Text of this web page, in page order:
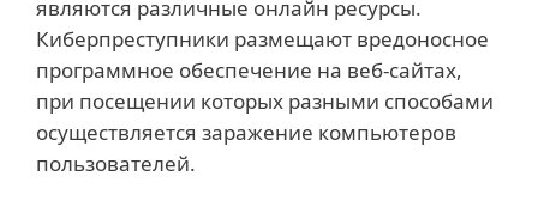
являются различные онлайн ресурсы.
Киберпреступники размещают вредоносное
программное обеспечение на веб-сайтах,
при посещении которых разными способами
осуществляется заражение компьютеров
пользователей.